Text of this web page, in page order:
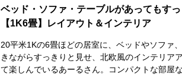
ベッド・ソファ・テーブルがあってもすっ
【1K6畳】レイアウト＆インテリア
20平米1Kの6畳ほどの居室に、ベッドやソファ
きながらすっきりと見せ、北欧風のインテリア
て楽しんでいるあーるさん。コンパクトな部屋